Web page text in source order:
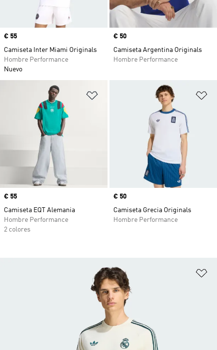
Precio
€ 55
Camiseta Inter Miami Originals
Hombre Performance
Nuevo
Precio
€ 50
Camiseta Argentina Originals
Hombre Performance
Añadir a la lista de deseos
Precio
€ 55
Camiseta EQT Alemania
Hombre Performance
2 colores
Precio
€ 50
Camiseta Grecia Originals
Hombre Performance